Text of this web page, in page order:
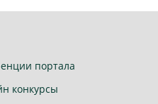
портала
конкурсы